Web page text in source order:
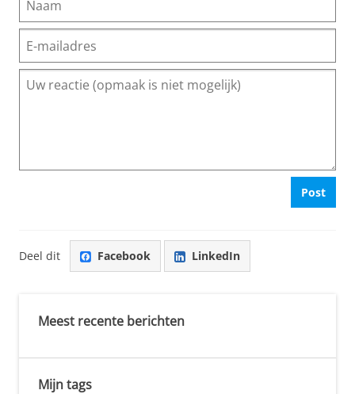
Post
Deel dit Facebook LinkedIn
Meest recente berichten
Mijn tags